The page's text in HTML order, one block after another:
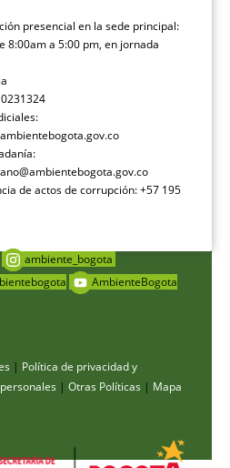
presencial en la sede principal:
8:00am a 5:00 pm, en jornada
de actos de corrupción: +57 195
ambiente_bogota
AmbienteBogota
| Política de privacidad y
| Otras Políticas | Mapa